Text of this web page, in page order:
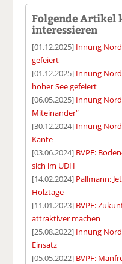
Folgende Artikel
interessieren
[01.12.2025] Innung
gefeiert
[01.12.2025] Innung
hoher See gefeiert
[06.05.2025] Innung
Miteinander“
[30.12.2024] Innung
Kante
[03.06.2024] BVPF:
sich im UDH
[14.02.2024] Pallmann:
Holztage
[11.01.2023] BVPF:
attraktiver machen
[25.08.2022] Innung
Einsatz
[05.05.2022] BVPF: